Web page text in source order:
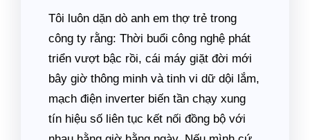
Tôi luôn dặn dò anh em thợ trẻ trong
công ty rằng: Thời buổi công nghệ phát
triển vượt bậc rồi, cái máy giặt đời mới
bây giờ thông minh và tinh vi dữ dội lắm,
mạch điện inverter biến tần chạy xung
tín hiệu số liên tục kết nối đồng bộ với